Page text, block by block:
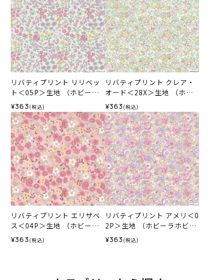
リバティプリント リリベッ
ト＜05P＞生地 （ホビーラ
ホビーレオリジナル）2024
SS
¥363 (税込)
リバティプリント クレア・
オード＜28X＞生地 （ホビ
ーラホビーレオリジナル）2
024AW
¥363 (税込)
リバティプリント エリザベ
ス＜04P＞生地 （ホビーラ
ホビーレオリジナル）2024
¥363 (税込)
リバティプリント アメリ＜0
2P＞生地 （ホビーラホビー
レオリジナル）2024SS
¥363 (税込)